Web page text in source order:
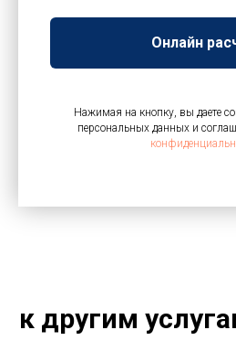
Онлайн
Нажимая на кнопку, вы даете
персональных данных и
к другим